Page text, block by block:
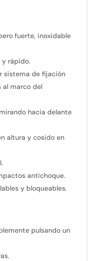
fuerte, inoxidable
y rápido.
sistema de fijación
al marco del
hacia delante
altura y cosido en
antichoque.
y bloqueables.
pulsando un